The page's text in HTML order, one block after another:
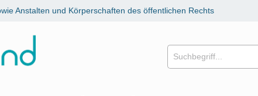
Anstalten und Körperschaften des öffentlichen Rechts